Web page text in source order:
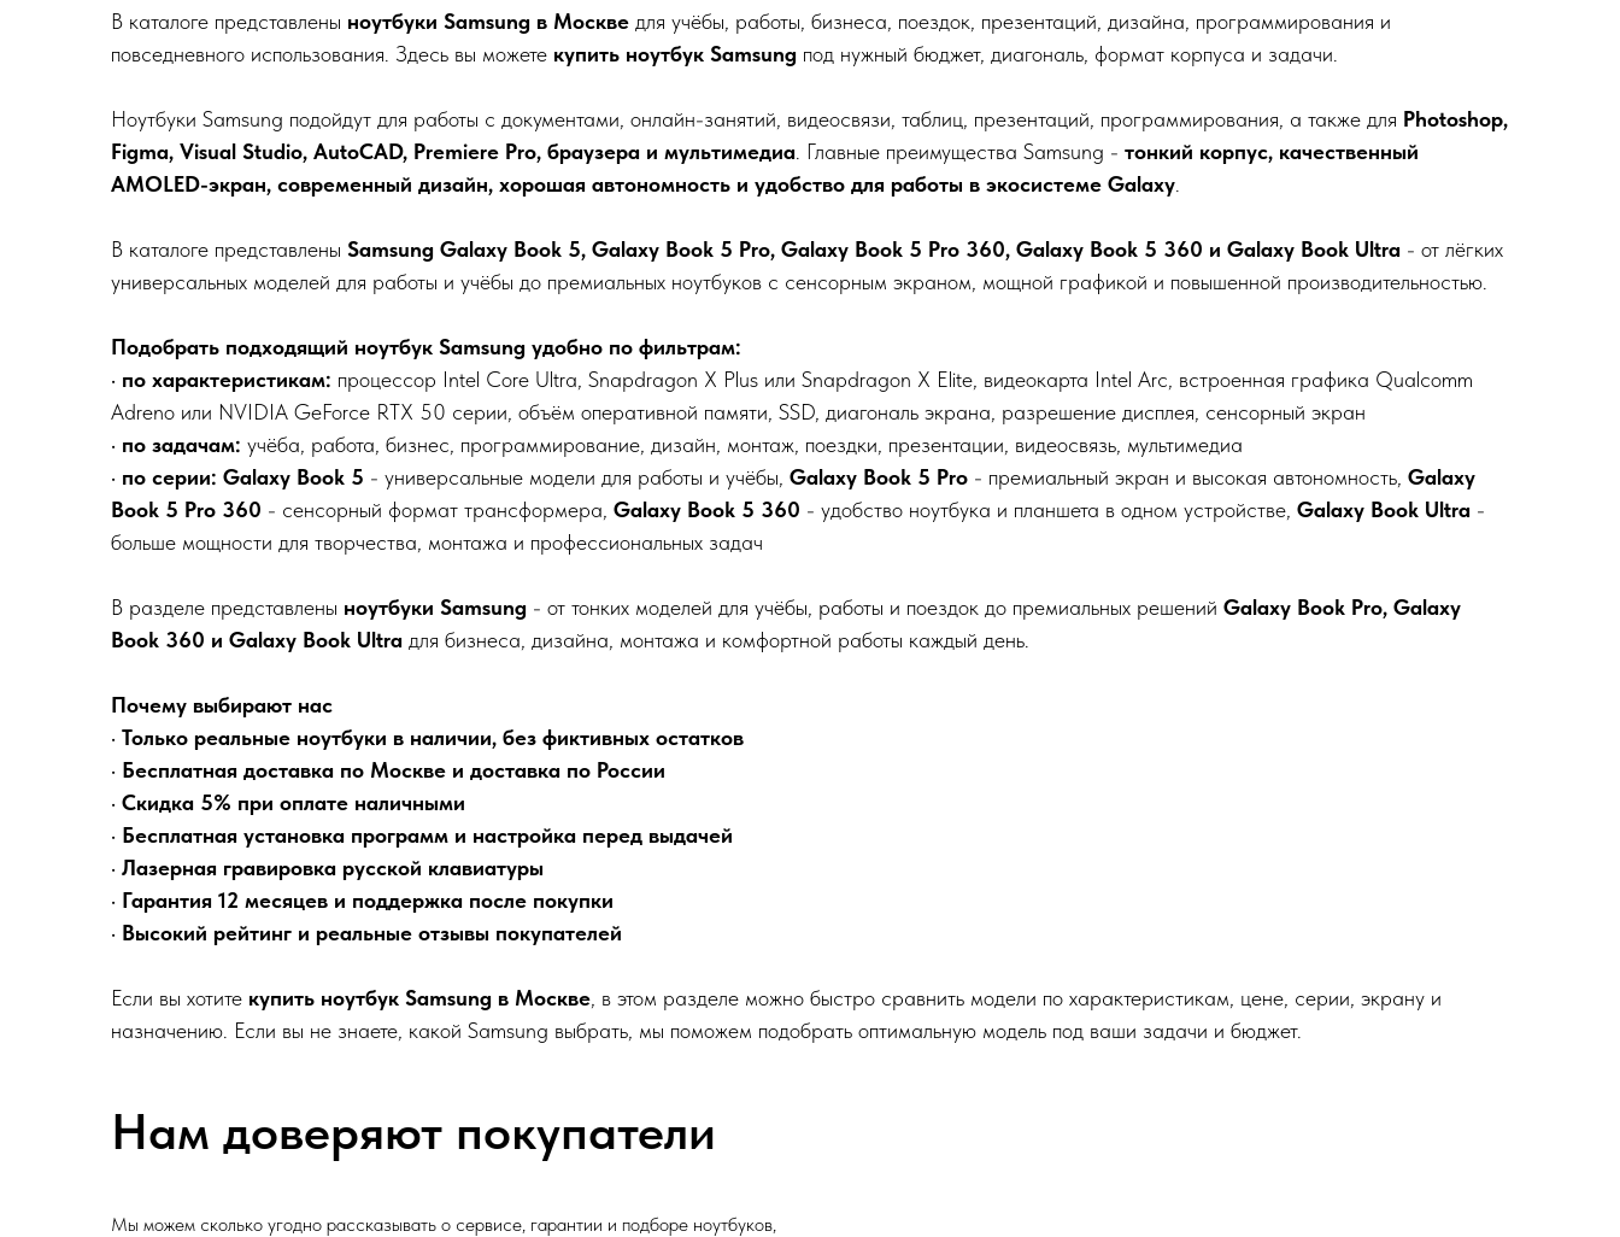
В каталоге представлены ноутбуки Samsung в Москве для учёбы, работы, бизнеса, поездок, презентаций, дизайна, программирования и
повседневного использования. Здесь вы можете купить ноутбук Samsung под нужный бюджет, диагональ, формат корпуса и задачи.
Ноутбуки Samsung подойдут для работы с документами, онлайн-занятий, видеосвязи, таблиц, презентаций, программирования, а также для Photoshop,
Figma, Visual Studio, AutoCAD, Premiere Pro, браузера и мультимедиа . Главные преимущества Samsung - тонкий корпус, качественный
AMOLED-экран, современный дизайн, хорошая автономность и удобство для работы в экосистеме Galaxy
В каталоге представлены Samsung Galaxy Book 5, Galaxy Book 5 Pro, Galaxy Book 5 Pro 360, Galaxy Book 5 360 и Galaxy Book Ultra - от лёгких
универсальных моделей для работы и учёбы до премиальных ноутбуков с сенсорным экраном, мощной графикой и повышенной производительностью.
Подобрать подходящий ноутбук Samsung удобно по фильтрам:
• по характеристикам: процессор Intel Core Ultra, Snapdragon X Plus или Snapdragon X Elite, видеокарта Intel Arc, встроенная графика Qualcomm
Adreno или NVIDIA GeForce RTX 50 серии, объём оперативной памяти, SSD, диагональ экрана, разрешение дисплея, сенсорный экран
• по задачам: учёба, работа, бизнес, программирование, дизайн, монтаж, поездки, презентации, видеосвязь, мультимедиа
• по серии: Galaxy Book 5 - универсальные модели для работы и учёбы, Galaxy Book 5 Pro - премиальный экран и высокая автономность, Galaxy
Book 5 Pro 360 - сенсорный формат трансформера, Galaxy Book 5 360 - удобство ноутбука и планшета в одном устройстве, Galaxy Book Ultra -
больше мощности для творчества, монтажа и профессиональных задач
В разделе представлены ноутбуки Samsung - от тонких моделей для учёбы, работы и поездок до премиальных решений Galaxy Book Pro, Galaxy
Book 360 и Galaxy Book Ultra для бизнеса, дизайна, монтажа и комфортной работы каждый день.
Почему выбирают нас
• Только реальные ноутбуки в наличии, без фиктивных остатков
• Бесплатная доставка по Москве и доставка по России
• Скидка 5% при оплате наличными
• Бесплатная установка программ и настройка перед выдачей
• Лазерная гравировка русской клавиатуры
• Гарантия 12 месяцев и поддержка после покупки
• Высокий рейтинг и реальные отзывы покупателей
Если вы хотите купить ноутбук Samsung в Москве, в этом разделе можно быстро сравнить модели по характеристикам, цене, серии, экрану и
назначению. Если вы не знаете, какой Samsung выбрать, мы поможем подобрать оптимальную модель под ваши задачи и бюджет.
Нам доверяют покупатели
Мы можем сколько угодно рассказывать о сервисе, гарантии и подборе ноутбуков,